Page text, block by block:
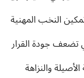
النخب المهنية
تضعف جودة القرار
والنزاهة